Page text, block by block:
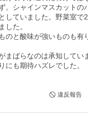
。シャインマスカットの
していました。野菜室で
した。
のと酸味が強いものも有
まばらなのは承知してい
にも期待ハズレでした。
違反報告